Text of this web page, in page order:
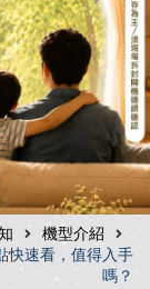
機型介紹
快速看，值得入手
嗎？